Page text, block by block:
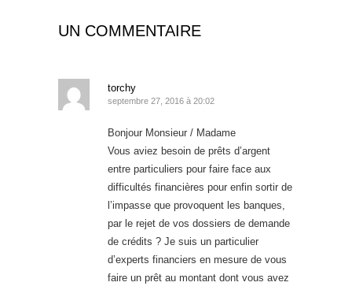
UN COMMENTAIRE
torchy
septembre 27, 2016 à 20:02
Bonjour Monsieur / Madame
Vous aviez besoin de prêts d’argent
entre particuliers pour faire face aux
difficultés financières pour enfin sortir de
l’impasse que provoquent les banques,
par le rejet de vos dossiers de demande
de crédits ? Je suis un particulier
d’experts financiers en mesure de vous
faire un prêt au montant dont vous avez